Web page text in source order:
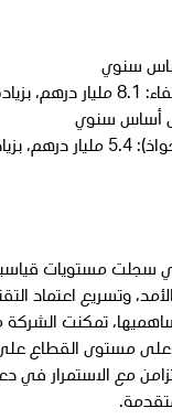
سنوي
سنوي
الزخم على نتائج السنة المالية
وتسريع اعتماد
تمكنت
على مستوى القطاع
مع الاستمرار في